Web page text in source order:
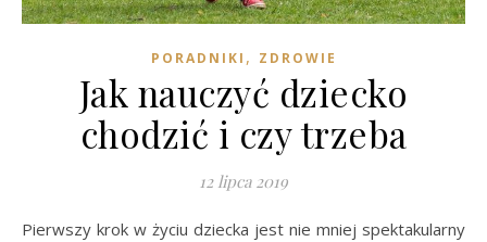
PORADNIKI , ZDROWIE
Jak nauczyć dziecko
chodzić i czy trzeba
12 lipca 2019
Pierwszy krok w życiu dziecka jest nie mniej spektakularny